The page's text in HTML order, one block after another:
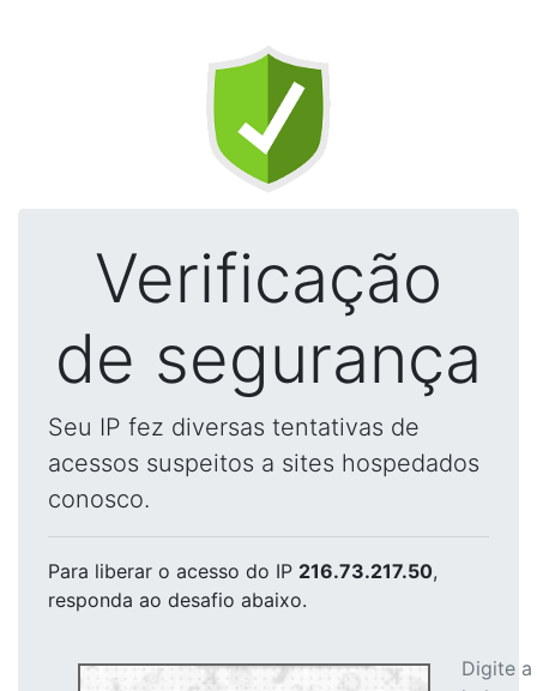
Verificação
de segurança
Seu IP fez diversas tentativas de
acessos suspeitos a sites hospedados
conosco.
Para liberar o acesso do IP 216.73.217.50,
responda ao desafio abaixo.
Digite